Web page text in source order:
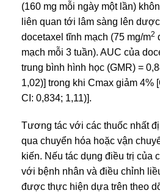
(160 mg mỗi ngày một lần)
liên quan tới lâm sàng lên
docetaxel tĩnh mạch (75 mg/m2
mạch mỗi 3 tuần). AUC của
trung bình hình học (GMR) =
1,02)] trong khi Cmax giảm 4%
CI: 0,834; 1,11)].
Tương tác với các thuốc nhất
qua chuyển hóa hoặc vận
kiến. Nếu tác dụng điều trị của
với bệnh nhân và điều chỉnh
được thực hiện dựa trên theo